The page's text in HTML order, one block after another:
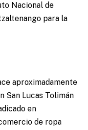
Nacional de
para la
aproximadamente
San Lucas Tolimán
en
de ropa